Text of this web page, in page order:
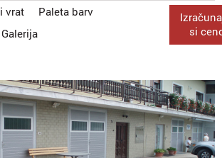
vrat
Paleta barv
Galerija
si